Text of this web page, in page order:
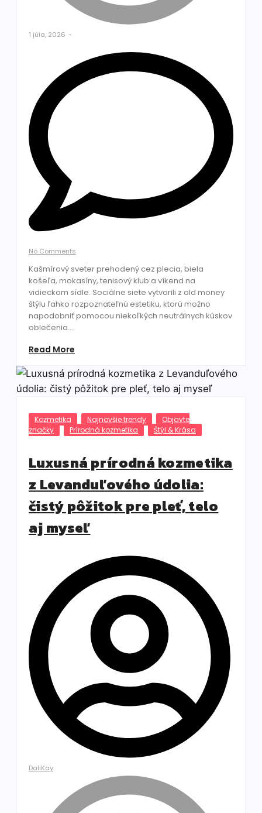
1 júla, 2026 -
No Comments
Kašmírový sveter prehodený cez plecia, biela
košeľa, mokasíny, tenisový klub a víkend na
vidieckom sídle. Sociálne siete vytvorili z old money
štýlu ľahko rozpoznateľnú estetiku, ktorú možno
napodobniť pomocou niekoľkých neutrálnych kúskov
oblečenia....
Read More
Kozmetika Najnovšie trendy
Objavte
značky
Prírodná kozmetika Štýl & Krása
Luxusná prírodná kozmetika
z Levanduľového údolia:
čistý pôžitok pre pleť, telo
aj myseľ
DaliKay